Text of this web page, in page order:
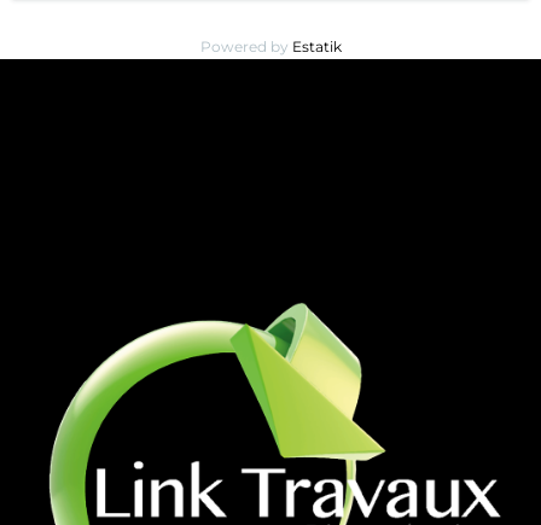
Powered by Estatik